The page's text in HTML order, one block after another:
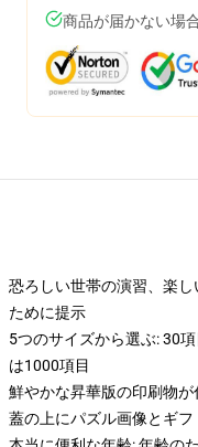
商品が届かない場
恐ろしい世帯の演習、楽
ために提示
5つのサイズから選ぶ: 30
は1000項目
鮮やかな昇華版の印刷物
蓋の上にパズル画像とギ